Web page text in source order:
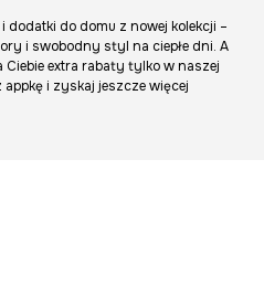
dodatki do domu z nowej kolekcji –
i swobodny styl na ciepłe dni. A
Ciebie extra rabaty tylko w naszej
appkę i zyskaj jeszcze więcej